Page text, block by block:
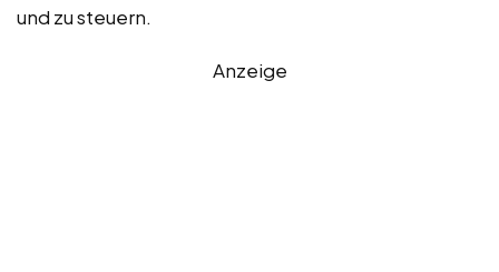
und zu steuern.
Anzeige